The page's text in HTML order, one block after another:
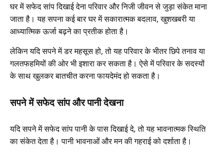
घर में सफेद सांप दिखाई देना परिवार और निजी जीवन से जुड़ा संकेत माना
जाता है। यह सपना कई बार घर में सकारात्मक बदलाव, खुशखबरी या
आध्यात्मिक ऊर्जा बढ़ने का प्रतीक होता है।
लेकिन यदि सपने में डर महसूस हो, तो यह परिवार के भीतर छिपे तनाव या
गलतफहमियों की ओर भी इशारा कर सकता है। ऐसे में परिवार के सदस्यों
के साथ खुलकर बातचीत करना फायदेमंद हो सकता है।
सपने में सफेद सांप और पानी देखना
यदि सपने में सफेद सांप पानी के पास दिखाई दे, तो यह भावनात्मक स्थिति
का संकेत देता है। पानी भावनाओं और मन की गहराई को दर्शाता है।